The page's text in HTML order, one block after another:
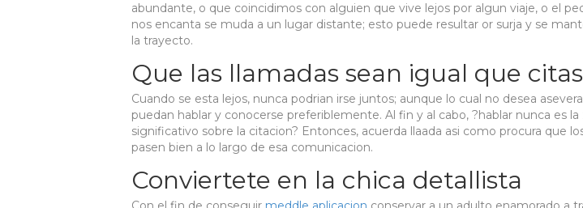
abundante, o que coincidimos con alguien que vive lejos por algun viaje, o el
nos encanta se muda a un lugar distante; esto puede resultar or surja y se
la trayecto.
Que las llamadas sean igual que citas
Cuando se esta lejos, nunca podri­an irse juntos; aunque lo cual no desea
puedan hablar y conocerse preferiblemente. Al fin y al cabo, ?hablar nunca es la
significativo sobre la citacion? Entonces, acuerda llaada asi­ como procura que
pasen bien a lo largo de esa comunicacion.
Conviertete en la chica detallista